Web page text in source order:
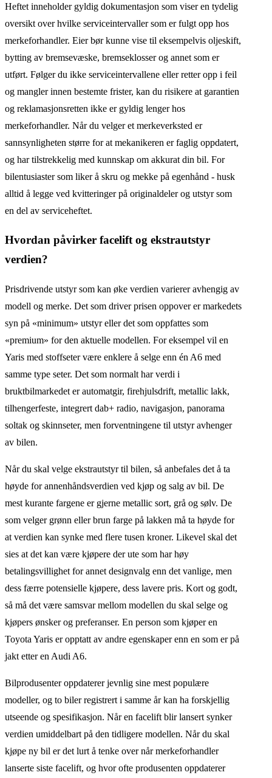
Heftet inneholder gyldig dokumentasjon som viser en tydelig
oversikt over hvilke serviceintervaller som er fulgt opp hos
merkeforhandler. Eier bør kunne vise til eksempelvis oljeskift,
bytting av bremsevæske, bremseklosser og annet som er
utført. Følger du ikke serviceintervallene eller retter opp i feil
og mangler innen bestemte frister, kan du risikere at garantien
og reklamasjonsretten ikke er gyldig lenger hos
merkeforhandler. Når du velger et merkeverksted er
sannsynligheten større for at mekanikeren er faglig oppdatert,
og har tilstrekkelig med kunnskap om akkurat din bil. For
bilentusiaster som liker å skru og mekke på egenhånd - husk
alltid å legge ved kvitteringer på originaldeler og utstyr som
en del av serviceheftet.
Hvordan påvirker facelift og ekstrautstyr
verdien?
Prisdrivende utstyr som kan øke verdien varierer avhengig av
modell og merke. Det som driver prisen oppover er markedets
syn på «minimum» utstyr eller det som oppfattes som
«premium» for den aktuelle modellen. For eksempel vil en
Yaris med stoffseter være enklere å selge enn én A6 med
samme type seter. Det som normalt har verdi i
bruktbilmarkedet er automatgir, firehjulsdrift, metallic lakk,
tilhengerfeste, integrert dab+ radio, navigasjon, panorama
soltak og skinnseter, men forventningene til utstyr avhenger
av bilen.
Når du skal velge ekstrautstyr til bilen, så anbefales det å ta
høyde for annenhåndsverdien ved kjøp og salg av bil. De
mest kurante fargene er gjerne metallic sort, grå og sølv. De
som velger grønn eller brun farge på lakken må ta høyde for
at verdien kan synke med flere tusen kroner. Likevel skal det
sies at det kan være kjøpere der ute som har høy
betalingsvillighet for annet designvalg enn det vanlige, men
dess færre potensielle kjøpere, dess lavere pris. Kort og godt,
så må det være samsvar mellom modellen du skal selge og
kjøpers ønsker og preferanser. En person som kjøper en
Toyota Yaris er opptatt av andre egenskaper enn en som er på
jakt etter en Audi A6.
Bilprodusenter oppdaterer jevnlig sine mest populære
modeller, og to biler registrert i samme år kan ha forskjellig
utseende og spesifikasjon. Når en facelift blir lansert synker
verdien umiddelbart på den tidligere modellen. Når du skal
kjøpe ny bil er det lurt å tenke over når merkeforhandler
lanserte siste facelift, og hvor ofte produsenten oppdaterer